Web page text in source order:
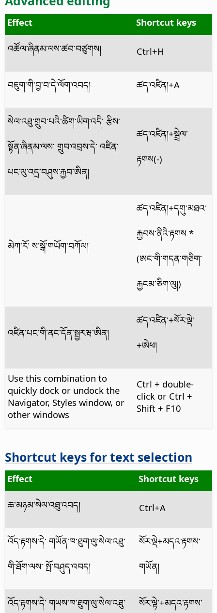
Effect Shortcut keys
འཚོལ་ཞིནམ་ལས་ཚབ་བཙུགས། Ctrl+H
བཇུག་གི་བྱ་བ་དེ་ལོག་འབད། ཚད་འཛིན།+A
སེལ་འཐུ་གྲུབ་པའི་ཚིག་ཡིག་འདི་ རྩིས་
སྟོན་ཞིནམ་ལས་ གྲུབ་འབྲས་དེ་ འཛིན་
པང་ལུ་འདྲ་བཤུས་རྐྱབ་ཨིན།
ཚད་འཛིན།+སྦྲེལ་
རྟགས(-)
མེཀ་རོ་ ས་སྒོ་གཡོག་བཀོལ།
ཚད་འཛིན།+དགུ་མཐའ་
རྐྱབས་ནིའི་རྟགས *
(ཨང་གི་གདན་གཅིག་
རྐྱངམ་ཅིག་ལུ།)
འཛིན་པང་གི་ནང་དོན་སྦྱརཝ་ཨིན།
ཚད་འཛིན་+སོར་ལྡེ་
+ཨེཕ།
Use this combination to
quickly dock or undock the
Navigator, Styles window, or
other windows
Ctrl + double-
click or Ctrl +
Shift + F10
Shortcut keys for text selection
Effect Shortcut keys
ཆ་མཉམ་སེལ་འཐུ་འབད། Ctrl+A
འོད་རྟགས་དེ་ གཡོན་ཁ་ཐུག་ལུ་སེལ་འཐུ་
གི་ཐོག་ལས་ སྤོ་བཤུད་འབད།
སོར་ལྡེ+མདའ་རྟགས་
གཡོན།
འོད་རྟགས་དེ་ གཡས་ཁ་ཐུག་ལུ་སེལ་འཐུ་ སོར་ལྟེ་+མདའ་རྟགས་